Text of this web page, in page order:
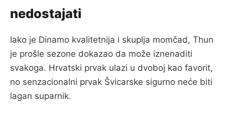
nedostajati
Iako je Dinamo kvalitetnija i skuplja momčad, Thun
je prošle sezone dokazao da može iznenaditi
svakoga. Hrvatski prvak ulazi u dvoboj kao favorit,
no senzacionalni prvak Švicarske sigurno neće biti
lagan suparnik.